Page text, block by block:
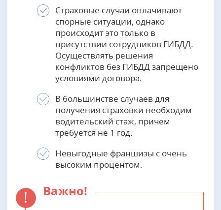
Страховые случаи оплачивают
спорные ситуации, однако
происходит это только в
присутствии сотрудников ГИБДД.
Осуществлять решения
конфликтов без ГИБДД запрещено
условиями договора.
В большинстве случаев для
получения страховки необходим
водительский стаж, причем
требуется не 1 год.
Невыгодные франшизы с очень
высоким процентом.
Важно!